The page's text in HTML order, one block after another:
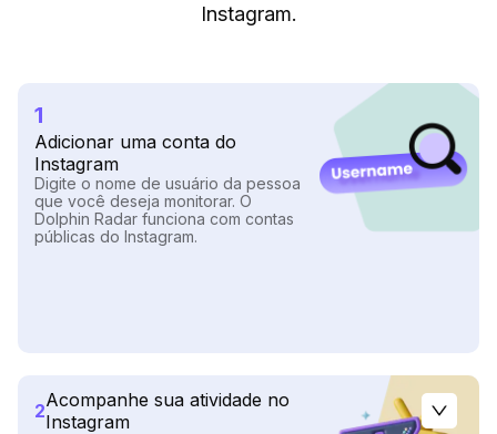
Instagram.
1
Adicionar uma conta do
Instagram
Digite o nome de usuário da pessoa
que você deseja monitorar. O
Dolphin Radar funciona com contas
públicas do Instagram.
2Acompanhe sua atividade no
Instagram